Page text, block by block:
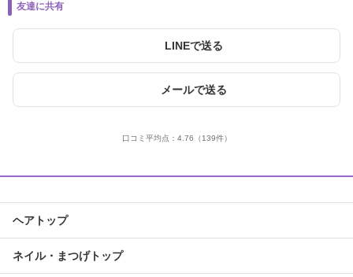
友達に共有
LINEで送る
メールで送る
口コミ平均点： 4.76 （139件）
ヘアトップ
ネイル・まつげトップ